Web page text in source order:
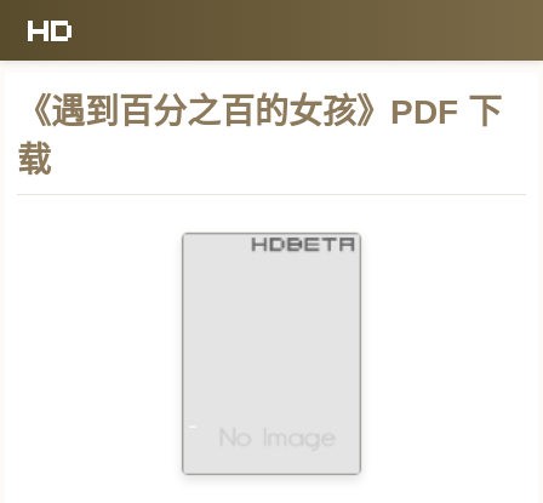
《遇到百分之百的女孩》PDF 下
载